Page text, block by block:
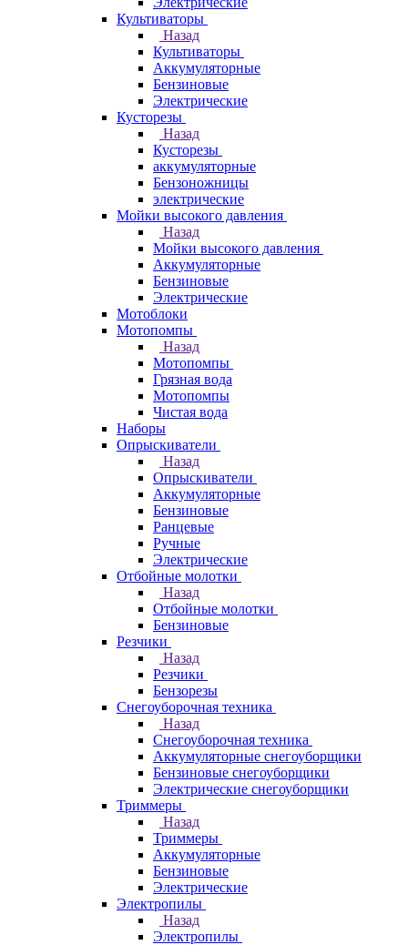
Культиваторы
Назад
Культиваторы
Аккумуляторные
Бензиновые
Электрические
Кусторезы
Назад
Кусторезы
аккумуляторные
Бензоножницы
электрические
Мойки высокого давления
Назад
Мойки высокого давления
Аккумуляторные
Бензиновые
Электрические
Мотоблоки
Мотопомпы
Назад
Мотопомпы
Грязная вода
Мотопомпы
Чистая вода
Наборы
Опрыскиватели
Назад
Опрыскиватели
Аккумуляторные
Бензиновые
Ранцевые
Ручные
Электрические
Отбойные молотки
Назад
Отбойные молотки
Бензиновые
Резчики
Назад
Резчики
Бензорезы
Снегоуборочная техника
Назад
Снегоуборочная техника
Аккумуляторные снегоуборщики
Бензиновые снегоуборщики
Электрические снегоуборщики
Триммеры
Назад
Триммеры
Аккумуляторные
Бензиновые
Электрические
Электропилы
Назад
Электропилы